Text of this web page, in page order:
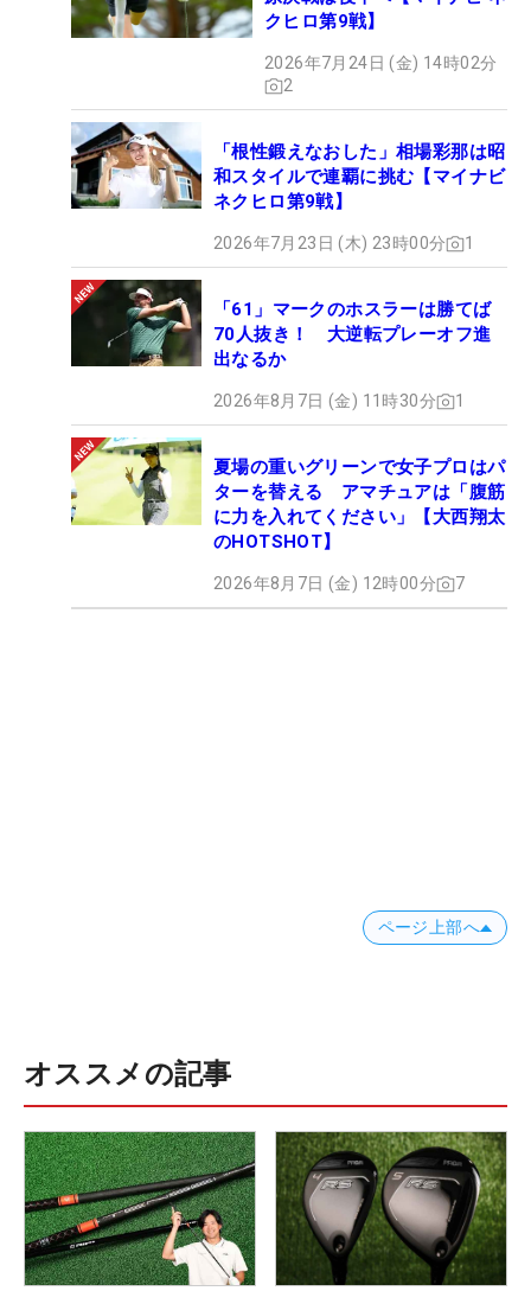
クヒロ第9戦】
2026年7月24日 (金) 14時02分
2
「根性鍛えなおした」相場彩那は昭
和スタイルで連覇に挑む【マイナビ
ネクヒロ第9戦】
2026年7月23日 (木) 23時00分 1
「61」マークのホスラーは勝てば
70人抜き！ 大逆転プレーオフ進
出なるか
2026年8月7日 (金) 11時30分 1
夏場の重いグリーンで女子プロはパ
ターを替える アマチュアは「腹筋
に力を入れてください」【大西翔太
のHOTSHOT】
2026年8月7日 (金) 12時00分 7
ページ上部へ
オススメの記事